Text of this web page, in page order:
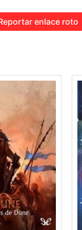
enlace roto